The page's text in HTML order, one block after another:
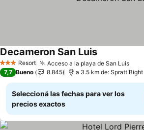
3 EstrellasResort Acceso a la playa de San LuisVer
Decameron San LuisVer precios
7,7 Bueno 8.845 a 3.5 km de: Spratt Bight
Seleccioná las fechas para ver los
precios exactos